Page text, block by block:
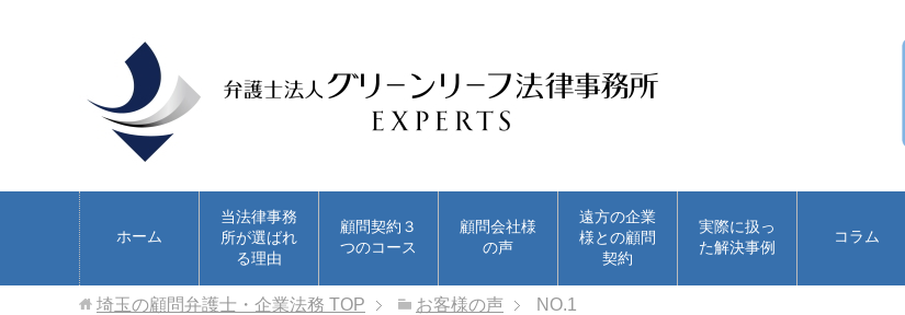
ホーム
当法律事務
所が選ばれ
る理由
顧問契約３
つのコース
顧問会社様
の声
遠方の企業
様との顧問
契約
実際に扱っ
た解決事例
コラム
埼玉の顧問弁護士・企業法務 TOP お客様の声 NO.1